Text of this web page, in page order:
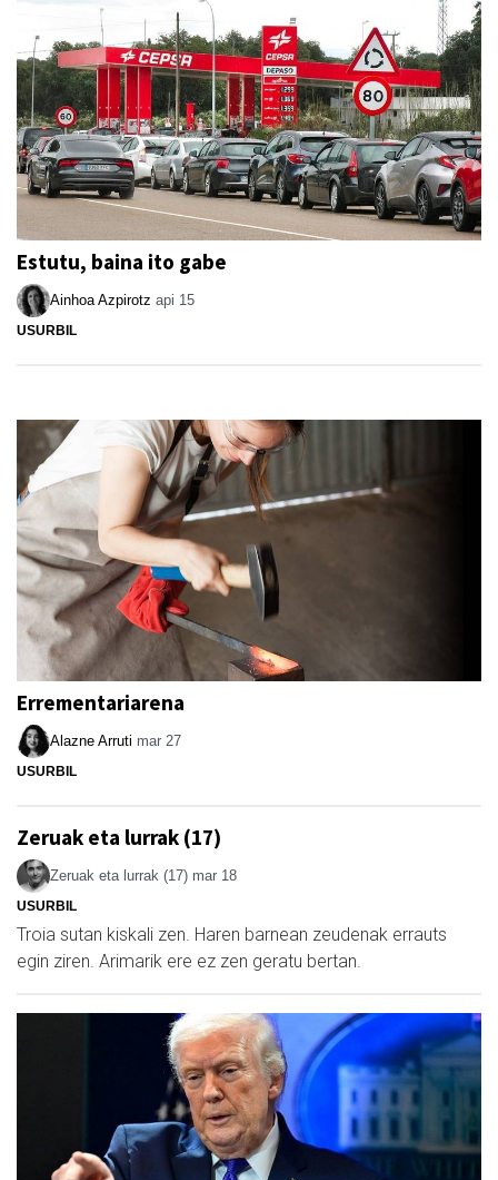
Estutu, baina ito gabe
Ainhoa Azpirotz api 15
USURBIL
Errementariarena
Alazne Arruti mar 27
USURBIL
Zeruak eta lurrak (17)
Zeruak eta lurrak (17) mar 18
USURBIL
Troia sutan kiskali zen. Haren barnean zeudenak errauts
egin ziren. Arimarik ere ez zen geratu bertan.